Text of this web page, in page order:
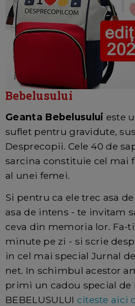
Bebelusului
Geanta Bebelusului este
suflet pentru gravidute,
Desprecopii. Cele 40 de
sarcina constituie cel mai
al unei femei.
Si pentru ca ele trec asa
asa de intens - te invitam
ceva din memoria lor. Fa-
minute pe zi - si scrie
in cel mai special Jurnal
net. In schimbul acestor
primi un cadou special de
BEBELUSULUI citeste aici